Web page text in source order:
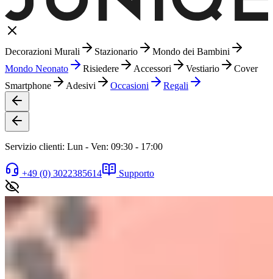
Decorazioni Murali Stazionario
Mondo dei Bambini
Mondo Neonato
Risiedere Accessori Vestiario
Cover
Smartphone
Adesivi Occasioni Regali
Servizio clienti: Lun - Ven: 09:30 - 17:00
+49 (0) 3022385614 Supporto